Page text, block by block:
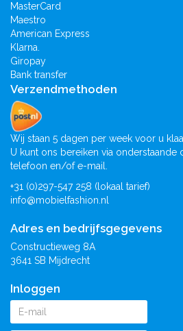
MasterCard
Maestro
American Express
Klarna.
Giropay
Bank transfer
Verzendmethoden
Wij staan 5 dagen per week voor u
U kunt ons bereiken via onderstaande
telefoon en/of e-mail.
+31 (0)297-547 258 (lokaal tarief)
info@mobielfashion.nl
Adres en bedrijfsgegevens
Constructieweg 8A
3641 SB Mijdrecht
Inloggen